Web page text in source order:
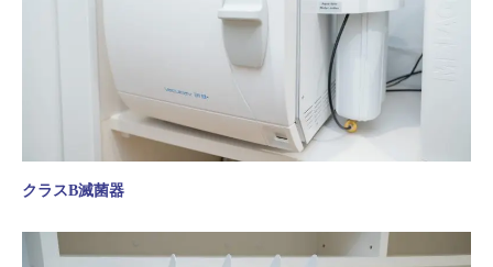
クラスB滅菌器